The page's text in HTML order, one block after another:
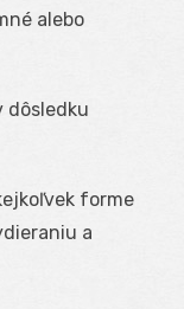
alebo
dôsledku
forme
a